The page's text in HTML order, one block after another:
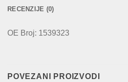
RECENZIJE (0)
OE Broj: 1539323
POVEZANI PROIZVODI